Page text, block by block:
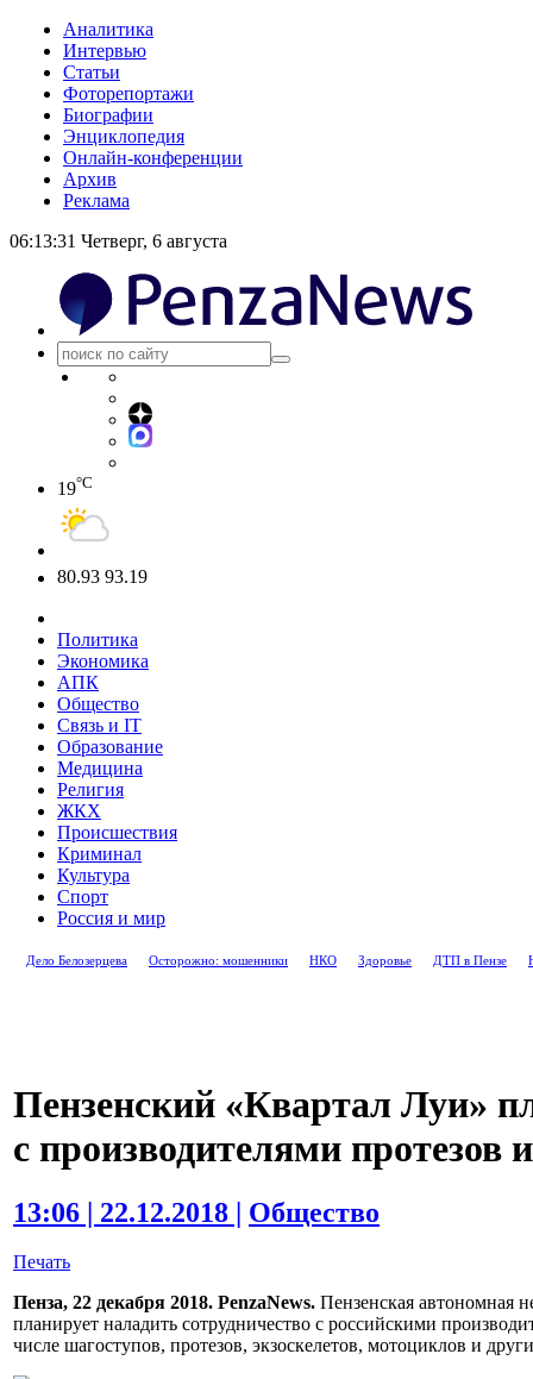
Аналитика
Интервью
Статьи
Фоторепортажи
Биографии
Энциклопедия
Онлайн-конференции
Архив
Реклама
06:13:31 Четверг, 6 августа
19°C
80.93 93.19
Политика
Экономика
АПК
Общество
Связь и IT
Образование
Медицина
Религия
ЖКХ
Происшествия
Криминал
Культура
Спорт
Россия и мир
Дело Белозерцева Осторожно: мошенники НКО Здоровье ДТП в Пензе
Пензенский «Квартал Луи»
с производителями протезов
13:06 | 22.12.2018 | Общество
Печать
Пенза, 22 декабря 2018. PenzaNews. Пензенская автономная
планирует наладить сотрудничество с российскими
числе шагоступов, протезов, экзоскелетов, мотоциклов и